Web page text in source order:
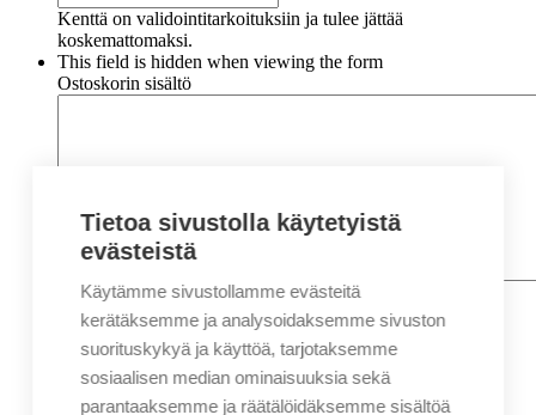
Kenttä on validointitarkoituksiin ja tulee jättää
koskemattomaksi.
This field is hidden when viewing the form
Ostoskorin sisältö
Nimi*
Etunimi
Sukunimi
Tietoa sivustolla käytetyistä
evästeistä
Käytämme sivustollamme evästeitä
kerätäksemme ja analysoidaksemme sivuston
suorituskykyä ja käyttöä, tarjotaksemme
sosiaalisen median ominaisuuksia sekä
parantaaksemme ja räätälöidäksemme sisältöä